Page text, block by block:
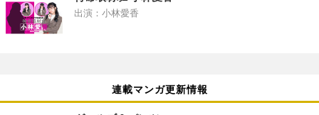
出演：小林愛香
連載マンガ更新情報